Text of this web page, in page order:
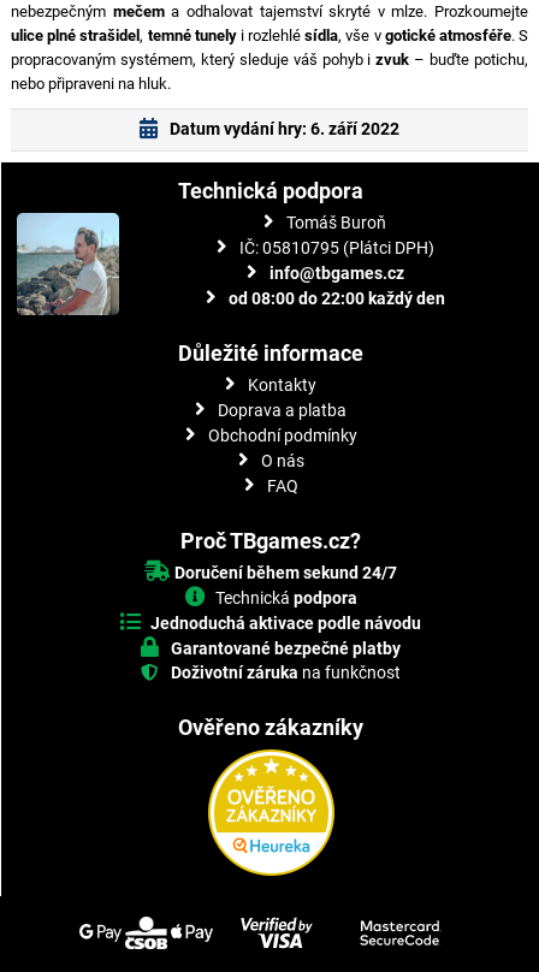
nebezpečným mečema odhalovat tajemství skryté v mlze. Prozkoumejte
ulice plné strašidel, temné tunelyi rozlehlésídla, vše v gotické atmosféře. S
propracovaným systémem, který sleduje váš pohyb izvuk – buďte potichu,
nebo připraveni na hluk.
Datum vydání hry: 6. září 2022
Technická podpora
Tomáš Buroň
IČ: 05810795 (Plátci DPH)
info@tbgames.cz
od 08:00 do 22:00 každý den
Důležité informace
Kontakty
Doprava a platba
Obchodní podmínky
O nás
FAQ
Proč TBgames.cz?
Doručení během sekund 24/7
Technická podpora
Jednoduchá aktivace podle návodu
Garantované bezpečné platby
Doživotní záruka na funkčnost
Ověřeno zákazníky